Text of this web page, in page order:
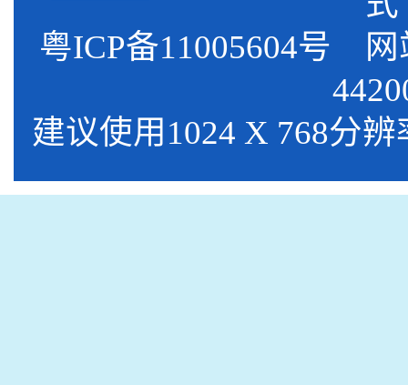
粤ICP备11005604号 网
建议使用1024 X 768分